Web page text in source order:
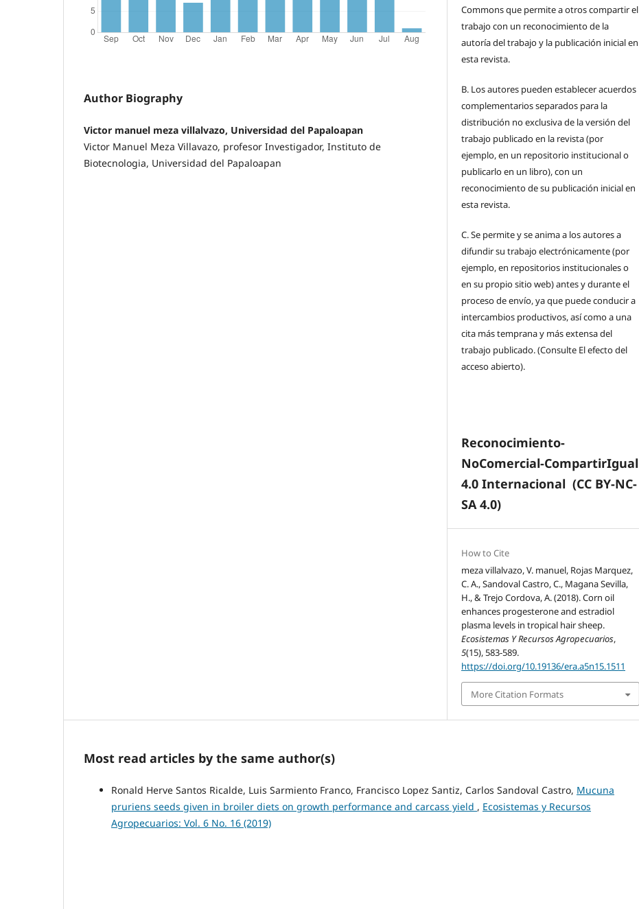
Author Biography
Victor manuel meza villalvazo, Universidad del Papaloapan
Victor Manuel Meza Villavazo, profesor Investigador, Instituto de
Biotecnologia, Universidad del Papaloapan
Commons que permite a otros compartir el
trabajo con un reconocimiento de la
autoría del trabajo y la publicación inicial en
esta revista.
B. Los autores pueden establecer acuerdos
complementarios separados para la
distribución no exclusiva de la versión del
trabajo publicado en la revista (por
ejemplo, en un repositorio institucional o
publicarlo en un libro), con un
reconocimiento de su publicación inicial en
esta revista.
C.Se permite y se anima a los autores a
difundir su trabajo electrónicamente (por
ejemplo, en repositorios institucionales o
en su propio sitio web) antes y durante el
proceso de envío, ya que puede conducir a
intercambios productivos, así como a una
cita más temprana y más extensa del
trabajo publicado. (Consulte El efecto del
acceso abierto).
Reconocimiento-
NoComercial-CompartirIgual
4.0 Internacional (CC BY-NC-
SA 4.0)
How to Cite
meza villalvazo, V. manuel, Rojas Marquez,
C. A., Sandoval Castro, C., Magana Sevilla,
H., & Trejo Cordova, A. (2018). Corn oil
enhances progesterone and estradiol
plasma levels in tropical hair sheep.
Ecosistemas Y Recursos Agropecuarios,
5(15), 583-589.
https://doi.org/10.19136/era.a5n15.1511
More Citation Formats
Most read articles by the same author(s)
Ronald Herve Santos Ricalde, Luis Sarmiento Franco, Francisco Lopez Santiz, Carlos Sandoval Castro, Mucuna
pruriens seeds given in broiler diets on growth performance and carcass yield , Ecosistemas y Recursos
Agropecuarios: Vol. 6 No. 16 (2019)